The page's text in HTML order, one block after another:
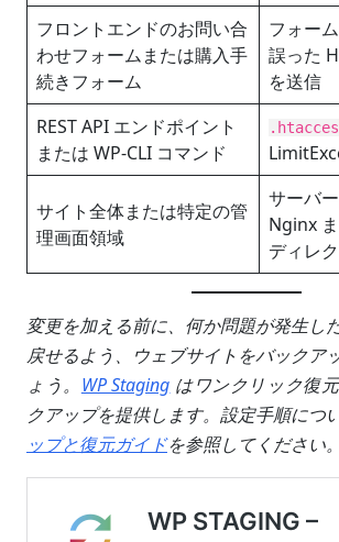
フロントエンドのお問い合
わせフォームまたは購入手
続きフォーム
フォー
誤った
を送信
REST API エンドポイント
または WP-CLI コマンド
サイト全体または特定の管
理画面領域
サーバ
Nginx
ディレ
変更を加える前に、何か問題が発生し
戻せるよう、ウェブサイトをバックア
ょう。 WP Staging はワンクリック復
クアップを提供します。設定手順につい
ップと復元ガイドを参照してください。